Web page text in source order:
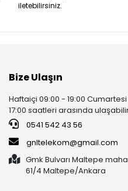
iletebilirsiniz.
Bize Ulaşın
Haftaiçi 09:00 - 19:00 Cumartesi
17:00 saatleri arasında
0541 542 43 56
gnltelekom@gmail.com
Gmk Bulvarı Maltepe
61/4 Maltepe/Ankara